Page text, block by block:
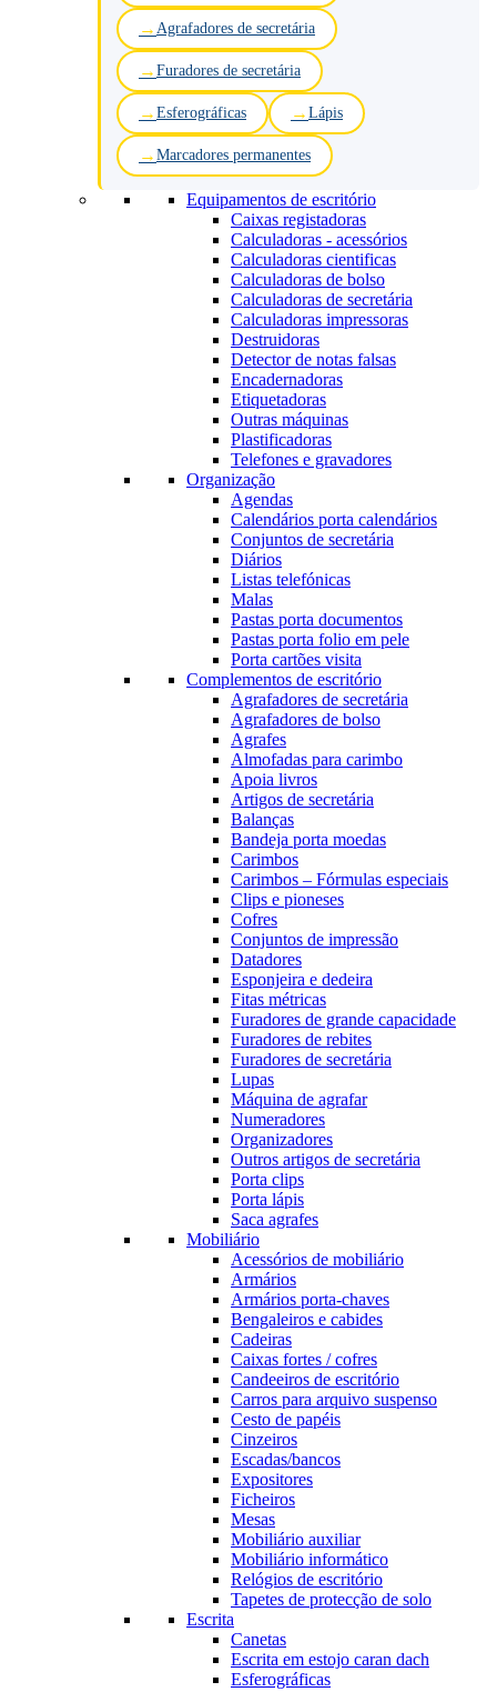
Agrafadores de secretária
Furadores de secretária
Esferográficas Lápis
Marcadores permanentes
Equipamentos de escritório
Caixas registadoras
Calculadoras - acessórios
Calculadoras cientificas
Calculadoras de bolso
Calculadoras de secretária
Calculadoras impressoras
Destruidoras
Detector de notas falsas
Encadernadoras
Etiquetadoras
Outras máquinas
Plastificadoras
Telefones e gravadores
Organização
Agendas
Calendários porta calendários
Conjuntos de secretária
Diários
Listas telefónicas
Malas
Pastas porta documentos
Pastas porta folio em pele
Porta cartões visita
Complementos de escritório
Agrafadores de secretária
Agrafadores de bolso
Agrafes
Almofadas para carimbo
Apoia livros
Artigos de secretária
Balanças
Bandeja porta moedas
Carimbos
Carimbos – Fórmulas especiais
Clips e pioneses
Cofres
Conjuntos de impressão
Datadores
Esponjeira e dedeira
Fitas métricas
Furadores de grande capacidade
Furadores de rebites
Furadores de secretária
Lupas
Máquina de agrafar
Numeradores
Organizadores
Outros artigos de secretária
Porta clips
Porta lápis
Saca agrafes
Mobiliário
Acessórios de mobiliário
Armários
Armários porta-chaves
Bengaleiros e cabides
Cadeiras
Caixas fortes / cofres
Candeeiros de escritório
Carros para arquivo suspenso
Cesto de papéis
Cinzeiros
Escadas/bancos
Expositores
Ficheiros
Mesas
Mobiliário auxiliar
Mobiliário informático
Relógios de escritório
Tapetes de protecção de solo
Escrita
Canetas
Escrita em estojo caran dach
Esferográficas